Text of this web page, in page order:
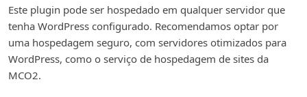
Este plugin pode ser hospedado em qualquer servidor que
tenha WordPress configurado. Recomendamos optar por
uma hospedagem seguro, com servidores otimizados para
WordPress, como o serviço de hospedagem de sites da
MCO2.